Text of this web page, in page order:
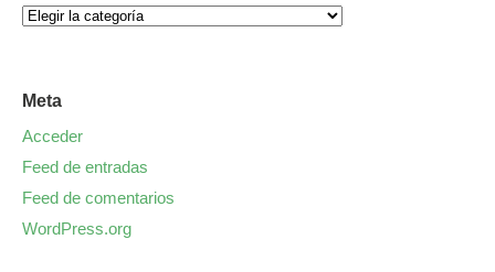
Meta
Acceder
Feed de entradas
Feed de comentarios
WordPress.org